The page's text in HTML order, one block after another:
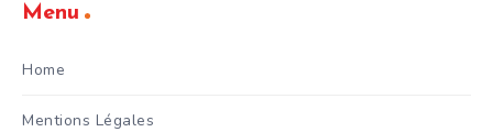
Menu
Home
Mentions Légales